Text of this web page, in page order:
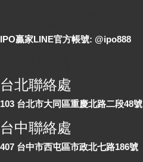
IPO贏家LINE官方帳號: @ipo888
台北聯絡處
103 台北市大同區重慶北路二段48號
台中聯絡處
407 台中市西屯區市政北七路186號